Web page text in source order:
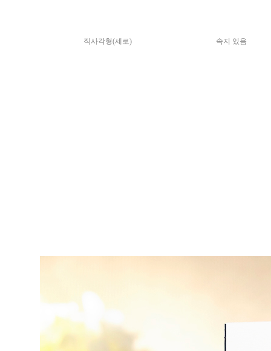
직사각형(세로) 속지 있음